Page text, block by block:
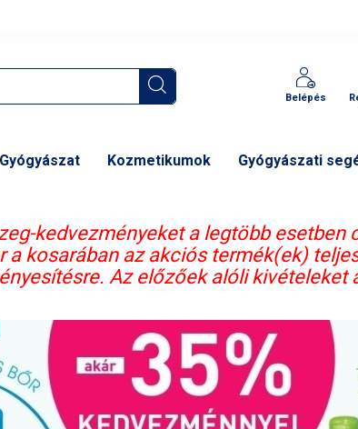
Belépés
Gyógyászat Kozmetikumok Gyógyászati
kedvezményeket a legtöbb esetben
kosarában az akciós termék(ek)
Az előzőek alóli kivételeket